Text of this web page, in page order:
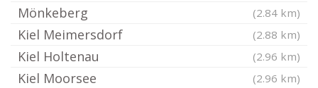
Mönkeberg (2.84 km)
Kiel Meimersdorf (2.88 km)
Kiel Holtenau (2.96 km)
Kiel Moorsee (2.96 km)